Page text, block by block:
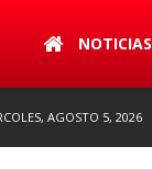
arquiREDNOTICIAS
AGOSTO 5, 2026